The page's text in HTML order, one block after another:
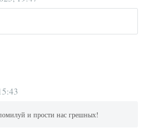
и прости нас грешных!